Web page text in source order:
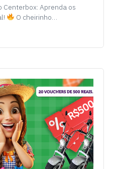
Centerbox: Aprenda os
O cheirinho…